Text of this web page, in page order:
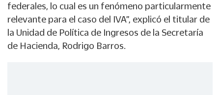
federales, lo cual es un fenómeno particularmente
relevante para el caso del IVA”, explicó el titular de
la Unidad de Política de Ingresos de la Secretaría
de Hacienda, Rodrigo Barros.